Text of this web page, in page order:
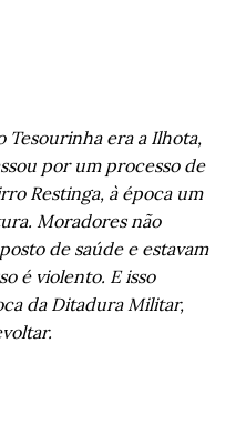
Tesourinha era a Ilhota,
por um processo de
Restinga, à época um
Moradores não
de saúde e estavam
é violento. E isso
da Ditadura Militar,